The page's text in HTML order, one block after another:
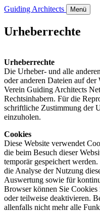
Guiding Architects Menü
Urheberrechte
Urheberrechte
Die Urheber- und alle
oder anderen Dateien auf der
Verein Guiding Architects
Rechtsinhabern. Für die
schriftliche Zustimmung der
einzuholen.
Cookies
Diese Website verwendet
die beim Besuch dieser
temporär gespeichert
die Analyse der Nutzung
Auswertung sowie für
Browser können Sie
oder teilweise deaktivieren.
allenfalls nicht mehr alle